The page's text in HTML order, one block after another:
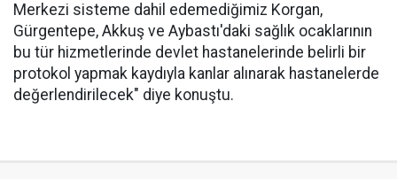
Merkezi sisteme dahil edemediğimiz Korgan,
Gürgentepe, Akkuş ve Aybastı'daki sağlık ocaklarının
bu tür hizmetlerinde devlet hastanelerinde belirli bir
protokol yapmak kaydıyla kanlar alınarak hastanelerde
değerlendirilecek" diye konuştu.